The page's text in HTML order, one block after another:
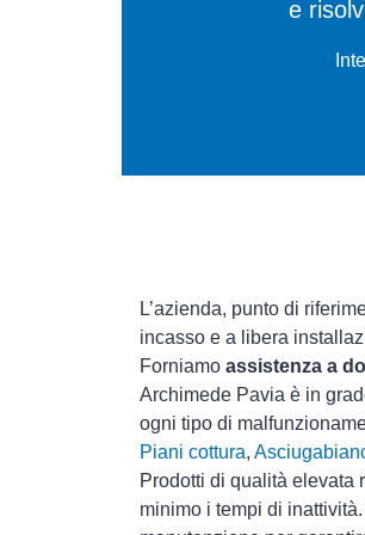
e
L’azienda, punto di
incasso e a libera
Forniamo assistenza a
Archimede Pavia è in
ogni tipo di
Piani cottura,
Prodotti di qualità elevata
minimo i tempi di